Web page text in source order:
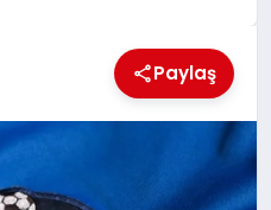
Paylaş